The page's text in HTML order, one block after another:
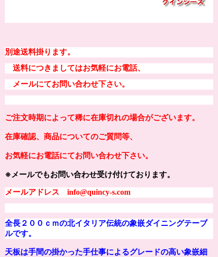
別途送料掛ります。
送料につきましてはお気軽にお電話、
メールにてお問い合わせ下さい。
ご注文時期によって稀に在庫切れの場合がございます。
在庫確認、商品についてのご質問等、
お気軽にお電話にてお問い合わせ下さい。
※メールでもお問い合わせ受け付けております。
メールアドレス info@quincy-s.com
全長２００ｃｍの北イタリア伝統の象嵌ダイニングテーブ
ルです。
天板は手間の掛かった手仕事によるグレードの高い象嵌細